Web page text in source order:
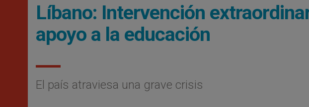
Líbano: Intervención
apoyo a la educación
El país atraviesa una grave crisis